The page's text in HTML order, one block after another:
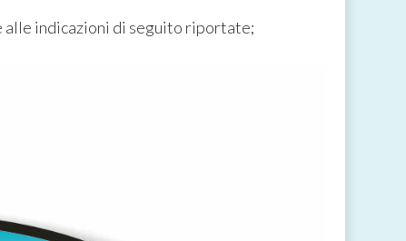
alle indicazioni di seguito riportate;